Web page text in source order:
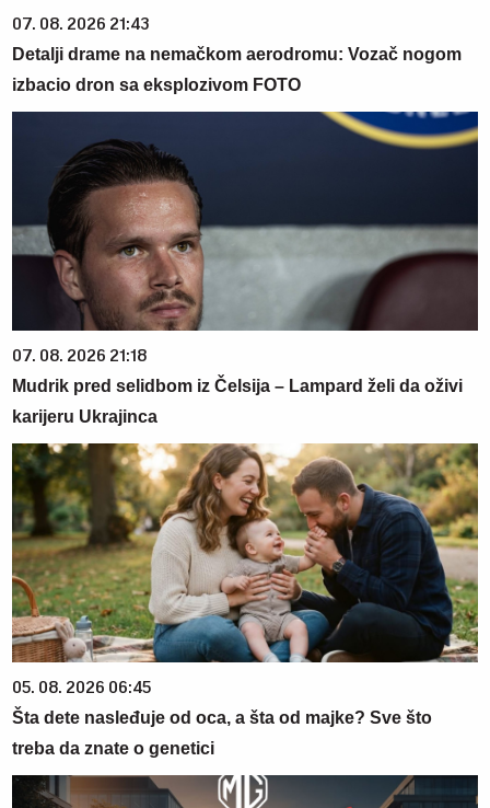
07. 08. 2026 21:43
Detalji drame na nemačkom aerodromu: Vozač nogom
izbacio dron sa eksplozivom FOTO
07. 08. 2026 21:18
Mudrik pred selidbom iz Čelsija – Lampard želi da oživi
karijeru Ukrajinca
05. 08. 2026 06:45
Šta dete nasleđuje od oca, a šta od majke? Sve što
treba da znate o genetici